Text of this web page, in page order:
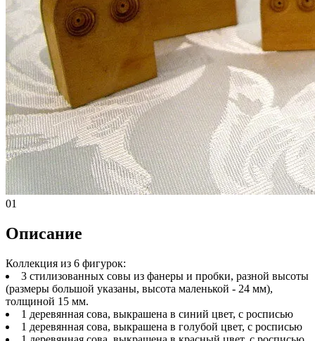
01
Описание
Коллекция из 6 фигурок:
3 стилизованных совы из фанеры и пробки, разной высоты
(размеры большой указаны, высота маленькой - 24 мм),
толщиной 15 мм.
1 деревянная сова, выкрашена в синий цвет, с росписью
1 деревянная сова, выкрашена в голубой цвет, с росписью